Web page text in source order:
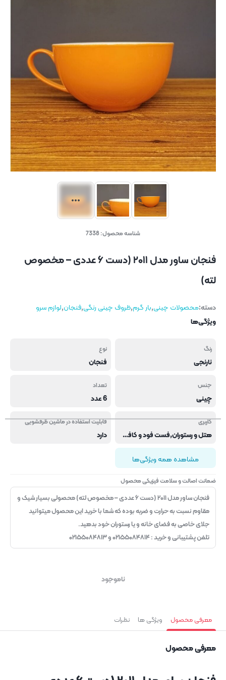
شناسه محصول:7338
فنجان ساور مدل ۲۰۱۱ (دست ۶ عددی – مخصوص
لته)
دسته:محصولات چینی,بار گرم,ظروف چینی رنگی,فنجان,لوازم سرو
ویژگی‌ها
رنگ
نارنجی
نوع
فنجان
جنس
چینی
تعداد
6 عدد
کاربری
هتل و رستوران,فست فود و کافی شاپ
قابلیت استفاده در ماشین ظرفشویی
دارد
مشاهده همه ویژگی‌ها
ضمانت اصالت و سلامت فیزیکی محصول
فنجان ساور مدل ۲۰۱۱ (دست ۶ عددی – مخصوص لته) محصولی بسیار شیک و
مقاوم نسبت به حرارت و ضربه بوده که شما با خرید این محصول میتوانید
جلای خاصی به فضای خانه و یا رستوران خود بدهید.
تلفن پشتیبانی و خرید : ۰۲۱۵۵۰۸۴۸۱۴ و ۰۲۱۵۵۰۸۴۸۱۳
ناموجود
معرفی محصول ویژگی ها نظرات
معرفی محصول